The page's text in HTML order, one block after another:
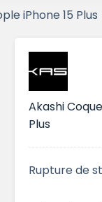
iPhone 15 Plus
Akashi
Plus
Rupture de